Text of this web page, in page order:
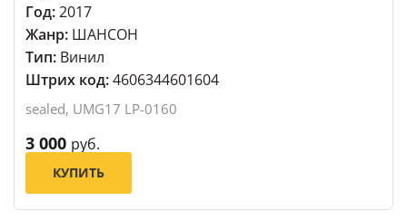
Год:2017
Жанр: ШАНСОН
Тип: Винил
Штрих код:4606344601604
sealed, UMG17 LP-0160
3 000 руб.
КУПИТЬ